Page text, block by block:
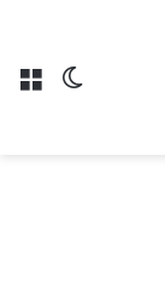
Menu